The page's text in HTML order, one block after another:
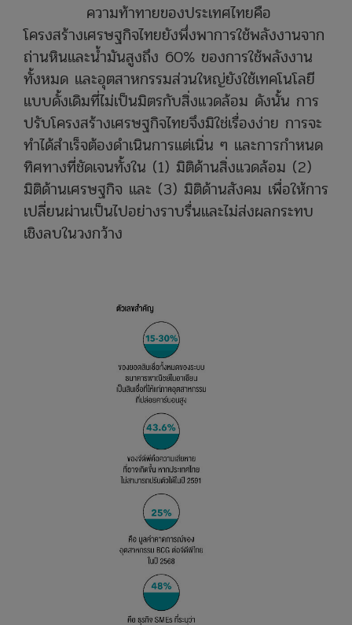
ความท้าทายของประเทศไทยคือ
โครงสร้างเศรษฐกิจไทยยังพึ่งพาการใช้พลังงานจาก
ถ่านหินและน้ำมันสูงถึง 60% ของการใช้พลังงาน
ทั้งหมด และอุตสาหกรรมส่วนใหญ่ยังใช้เทคโนโลยี
แบบดั้งเดิมที่ไม่เป็นมิตรกับสิ่งแวดล้อม ดังนั้น การ
ปรับโครงสร้างเศรษฐกิจไทยจึงมิใช่เรื่องง่าย การจะ
ทำได้สำเร็จต้องดำเนินการแต่เนิ่น ๆ และการกำหนด
ทิศทางที่ชัดเจนทั้งใน (1) มิติด้านสิ่งแวดล้อม (2)
มิติด้านเศรษฐกิจ และ (3) มิติด้านสังคม เพื่อให้การ
เปลี่ยนผ่านเป็นไปอย่างราบรื่นและไม่ส่งผลกระทบ
เชิงลบในวงกว้าง